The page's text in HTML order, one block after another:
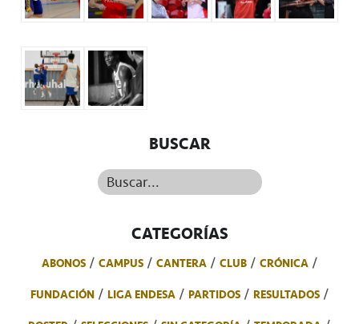
BUSCAR
Buscar...
CATEGORÍAS
ABONOS CAMPUS CANTERA CLUB
CRÓNICA
FUNDACIÓN
LIGA ENDESA PARTIDOS
RESULTADOS